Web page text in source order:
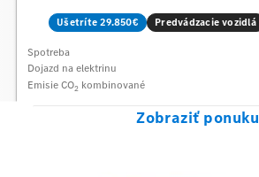
Ušetríte 29.850€ Predvádzacie vozidlá
Spotreba
Dojazd na elektrinu
Emisie CO2 kombinované
Zobraziť ponuku